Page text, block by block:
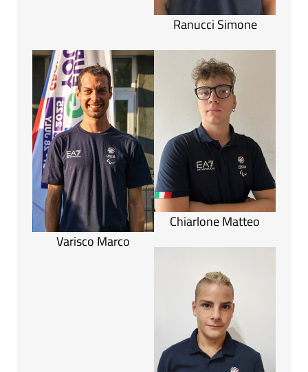
Ranucci Simone
Varisco Marco
Chiarlone Matteo